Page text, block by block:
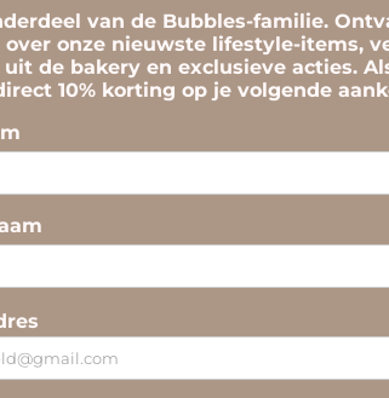
van de Bubbles-familie.
over onze nieuwste lifestyle-items,
uit de bakery en exclusieve acties.
10% korting op je volgende